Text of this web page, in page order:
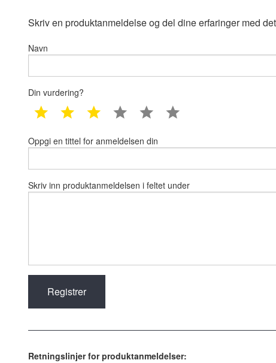
Skriv en produktanmeldelse og del dine erfaringer med
Navn
Din vurdering?
1 star 2 star 3 star 4 star 5 star
Oppgi en tittel for anmeldelsen din
Skriv inn produktanmeldelsen i feltet under
Retningslinjer for produktanmeldelser: